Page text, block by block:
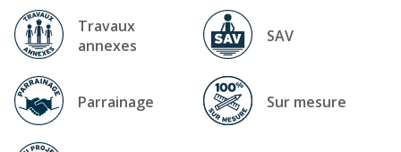
Travaux
annexes
SAV
Parrainage Sur mesure